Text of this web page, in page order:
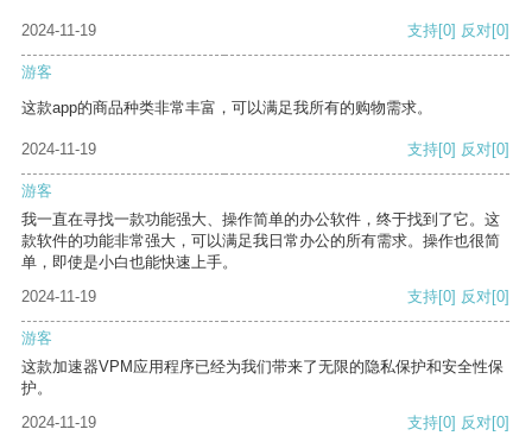
2024-11-19 支持[0] 反对[0]
游客
这款app的商品种类非常丰富，可以满足我所有的购物需求。
2024-11-19 支持[0] 反对[0]
游客
我一直在寻找一款功能强大、操作简单的办公软件，终于找到了它。这
款软件的功能非常强大，可以满足我日常办公的所有需求。操作也很简
单，即使是小白也能快速上手。
2024-11-19
支持[0] 反对[0]
游客
这款加速器VPM应用程序已经为我们带来了无限的隐私保护和安全性保
护。
2024-11-19
支持[0] 反对[0]